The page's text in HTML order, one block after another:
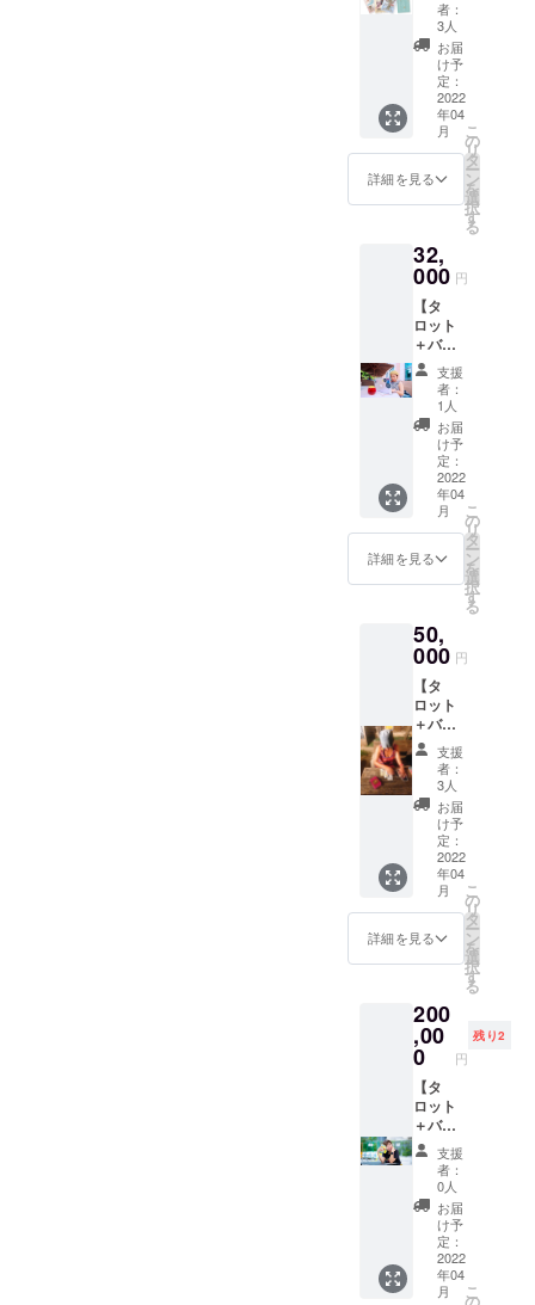
茶を飲
みなが
らタ
ロット
講座
（全部
で3時間
程度）
のチ
ケット
ベント
日は5月
28日
（土）
を予定
してお
りま
す。
シュで
製作し
たタ
ロット
ケース
＋オン
ライン
タロッ
ト講座1
回受
講】 革
スとタ
ロット
を手に
された
後に、
オリジ
ナルタ
ロット
講座が
受講で
きる
コース
です。
講座
は、
4/10（
日）13
4/20（
水）20
時から
22時に
て開催
いたし
ますの
で、ご
希望の
日をお
伝えく
ださ
い。 ※
少人数
にて開
催する
ため限
定4枠ず
ただい
ており
ます。
※ケース
は、ご
希望の
色をお
伝えく
ださい
※タロッ
ト＋
ケース
＋送料
と配送
手数料
者：
3人
お届
け予
定：
2022
年04
月
詳細を見る
こ
の
リ
タ
ー
ン
を
選
択
す
る
32,
000 円
【タ
ロット
＋バン
グラ
ディッ
シュで
製作し
たタ
ロット
ケース
＋複業
にて
「収益
化」の
お手伝
い半年
タロッ
トや
ケース
を手元
に置い
ていた
だけで
は「楽
しくな
い！」
そんな
アナタ
にぴっ
たりの
コー
ス！ 半
年間複
伝いを
しま
す！ 毎
週1on1
にて相
談も可
能なの
で、自
分だけ
の「複
業」が
手に入
れられ
ます。
これを
機に、
支援
者：
1人
お届
け予
定：
2022
年04
月
詳細を見る
こ
の
リ
タ
ー
ン
を
選
択
す
る
50,
000 円
【タ
ロット
＋バン
グラ
ディッ
シュで
製作し
たタ
ロット
ケース
＋複業
にて
「収益
化」の
お手伝
い1年分
ロット
やケー
スを手
元に置
いてい
ただけ
では
「楽し
くな
い！」
そんな
アナタ
にぴっ
たりの
コー
ス！ 1
支援
者：
3人
お届
け予
定：
2022
年04
月
詳細を見る
こ
の
リ
タ
ー
ン
を
選
択
す
る
200
,00
0 円
残り2
【タ
ロット
＋バン
グラ
ディッ
シュの
ケース
＋1年間
いつで
もオン
ライン
タロッ
支援
者：
0人
お届
け予
定：
2022
年04
月
こ